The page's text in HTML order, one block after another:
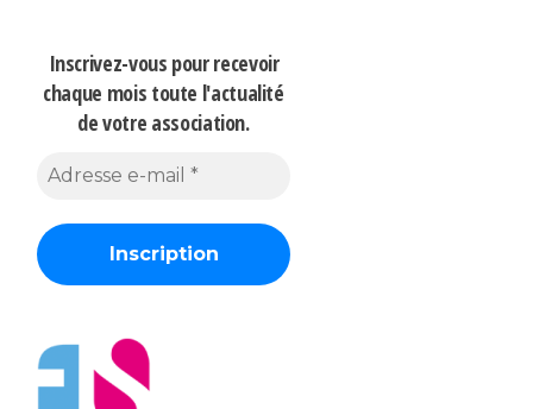
Inscrivez-vous pour recevoir
chaque mois toute l'actualité
de votre association.